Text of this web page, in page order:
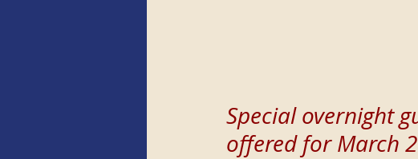
Special overnight
offered for March